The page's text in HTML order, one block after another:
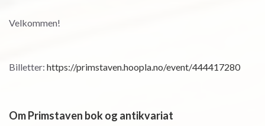
Velkommen!
Billetter: https://primstaven.hoopla.no/event/444417280
Om Primstaven bok og antikvariat